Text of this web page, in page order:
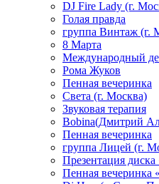
DJ Fire Lady (г.
Голая правда
группа Винтаж (г.
8 Марта
Международный
Рома Жуков
Пенная вечеринка
Света (г. Москва)
Звуковая терапия
Bobina(Дмитрий
Пенная вечеринка
группа Лицей (г.
Презентация
Пенная вечеринка